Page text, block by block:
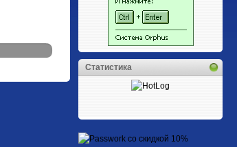
Статистика